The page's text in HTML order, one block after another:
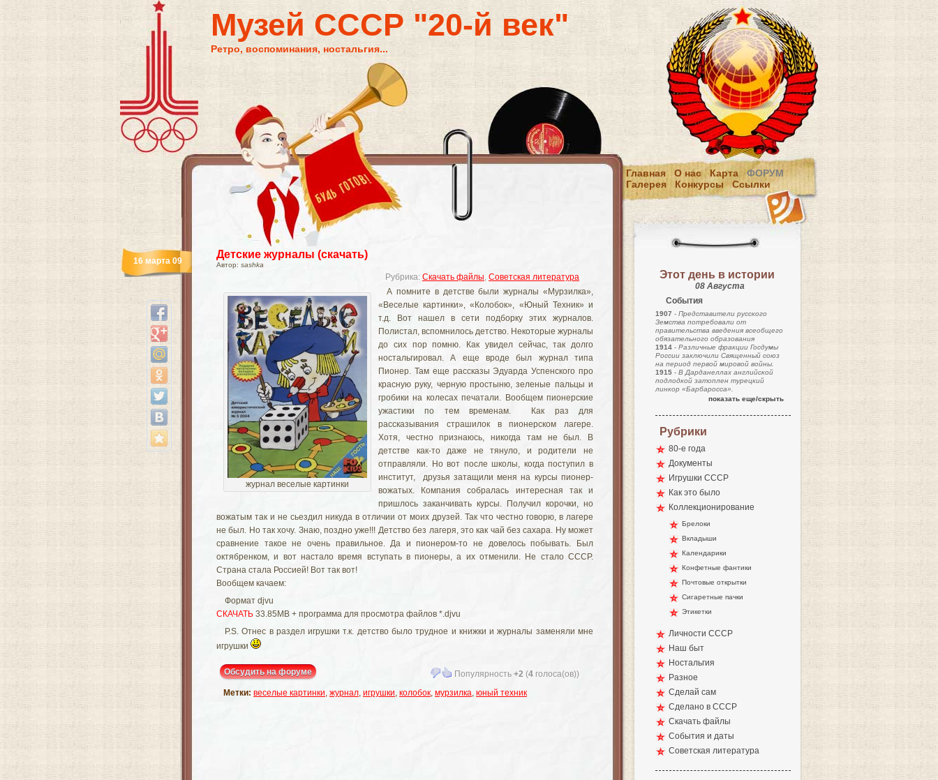
Музей СССР "20-й век"
Ретро, воспоминания, ностальгия...
Главная О нас Карта
ФОРУМ
Галерея
Конкурсы Ссылки
Детские журналы (скачать)
Автор: sashka
Рубрика: Скачать файлы, Советская литература
16 марта 09
журнал веселые картинки
А помните в детстве были журналы «Мурзилка»,
«Веселые картинки», «Колобок», «Юный Техник» и
т.д. Вот нашел в сети подборку этих журналов.
Полистал, вспомнилось детство. Некоторые журналы
до сих пор помню. Как увидел сейчас, так долго
ностальгировал. А еще вроде был журнал типа
Пионер. Там еще рассказы Эдуарда Успенского про
красную руку, черную простыню, зеленые пальцы и
гробики на колесах печатали. Вообщем пионерские
ужастики по тем временам. Как раз для
рассказывания страшилок в пионерском лагере.
Хотя, честно признаюсь, никогда там не был. В
детстве как-то даже не тянуло, и родители не
отправляли. Но вот после школы, когда поступил в
институт, друзья затащили меня на курсы пионер-
вожатых. Компания собралась интересная так и
пришлось заканчивать курсы. Получил корочки, но
вожатым так и не сьездил никуда в отличии от моих друзей. Так что честно говорю, в лагере
не был. Но так хочу. Знаю, поздно уже!!! Детство без лагеря, это как чай без сахара. Ну может
сравнение такое не очень правильное. Да и пионером-то не довелось побывать. Был
октябренком, и вот настало время вступать в пионеры, а их отменили. Не стало СССР.
Страна стала Россией! Вот так вот!
Вообщем качаем:
Формат djvu
СКАЧАТЬ 33.85MB + программа для просмотра файлов *.djvu
P.S. Отнес в раздел игрушки т.к. детство было трудное и книжки и журналы заменяли мне
игрушки
Обсудить на форуме Популярность +2 (4 голоса(ов))
Метки: веселые картинки, журнал, игрушки, колобок, мурзилка, юный техник
Этот день в истории
08 Августа
События
1907 - Представители русского
Земства потребовали от
правительства введения всеобщего
обязательного образования
1914 - Различные фракции Госдумы
России заключили Священный союз
на период первой мировой войны.
1915 - В Дарданеллах английской
подлодкой затоплен турецкий
линкор «Барбаросса».
показать еще/скрыть
Рубрики
80-е года
Документы
Игрушки СССР
Как это было
Коллекционирование
Брелоки
Вкладыши
Календарики
Конфетные фантики
Почтовые открытки
Сигаретные пачки
Этикетки
Личности СССР
Наш быт
Ностальгия
Разное
Сделай сам
Сделано в СССР
Скачать файлы
События и даты
Советская литература